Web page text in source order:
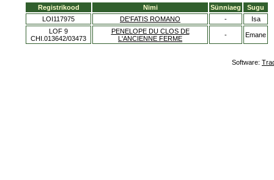
Registrikood
Nimi Sünniaeg
Sugu
LOI117975
DE'FATIS ROMANO -
Isa
LOF 9
CHI.013642/03473
PENELOPE DU CLOS DE
L'ANCIENNE FERME
- Emane
Software: